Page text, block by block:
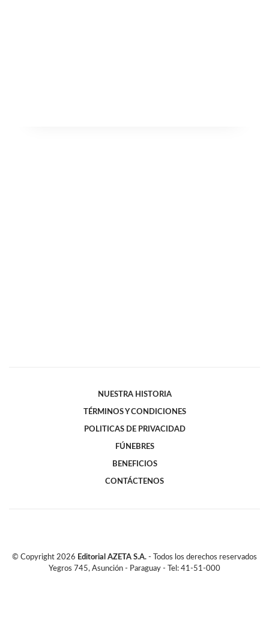
NUESTRA HISTORIA
TÉRMINOS Y CONDICIONES
POLITICAS DE PRIVACIDAD
FÚNEBRES
BENEFICIOS
CONTÁCTENOS
© Copyright 2026 Editorial AZETA S.A. - Todos los derechos reservados
Yegros 745, Asunción - Paraguay - Tel: 41-51-000